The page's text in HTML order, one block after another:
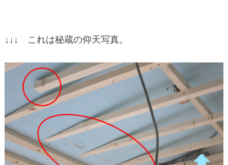
↓↓↓ これは秘蔵の仰天写真。